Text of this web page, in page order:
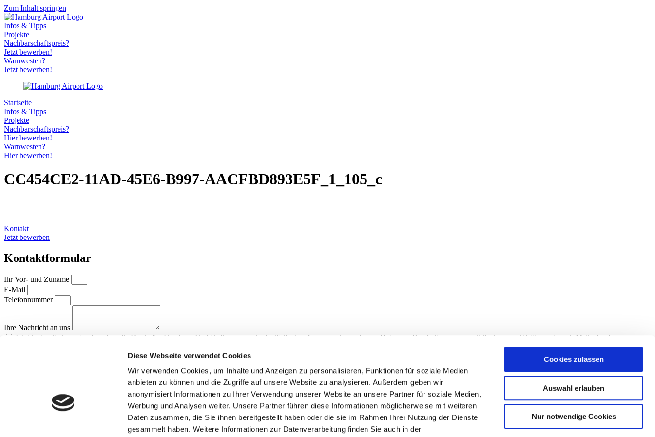
Diese Webseite verwendet Cookies
Wir verwenden Cookies, um Inhalte und Anzeigen zu personalisieren, Funktionen für soziale Medien
anbieten zu können und die Zugriffe auf unsere Website zu analysieren. Außerdem geben wir
anonymisiert Informationen zu Ihrer Verwendung unserer Website an unsere Partner für soziale Medien,
Werbung und Analysen weiter. Unsere Partner führen diese Informationen möglicherweise mit weiteren
Daten zusammen, die Sie ihnen bereitgestellt haben oder die sie im Rahmen Ihrer Nutzung der Dienste
gesammelt haben. Weitere Informationen zur Datenverarbeitung finden Sie auch in der
Cookies zulassen
Auswahl erlauben
Nur notwendige Cookies
Zum Inhalt springen
Infos & Tipps
Projekte
Nachbarschaftspreis?
Jetzt bewerben!
Warnwesten?
Jetzt bewerben!
Startseite
Infos & Tipps
Projekte
Nachbarschaftspreis?
Hier bewerben!
Warnwesten?
Hier bewerben!
CC454CE2-11AD-45E6-B997-AACFBD893E5F_1_105_c
|
Kontakt
Jetzt bewerben
Kontaktformular
Ihr Vor- und Zuname
E-Mail
Telefonnummer
Ihre Nachricht an uns
Ich bin damit einverstanden, dass die Flughafen Hamburg GmbH die von mir in das Teilnahmeformular eingegebenen Daten zur Bearbeitung meiner Teilnahme am Wettbewerb nach Maßgabe des